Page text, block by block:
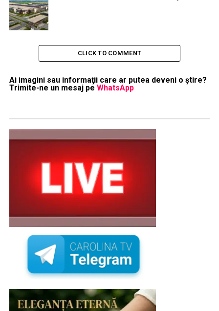
CLICK TO COMMENT
Ai imagini sau informaţii care ar putea deveni o ştire?
Trimite-ne un mesaj pe WhatsApp